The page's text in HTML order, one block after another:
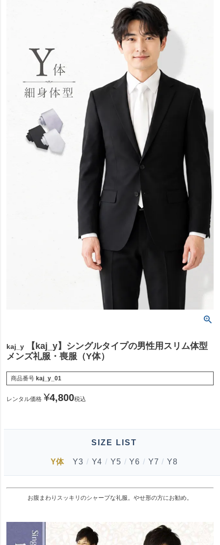
kaj_y
【kaj_y】シングルタイプの男性用スリム体型
メンズ礼服・喪服（Y体）
商品番号 kaj_y_01
レンタル価格 ¥4,800税込
SIZE LIST
Y体 Y3 / Y4 / Y5 / Y6 / Y7 / Y8
お腹まわりスッキリのシャープな礼服。やせ形の方にお勧め。